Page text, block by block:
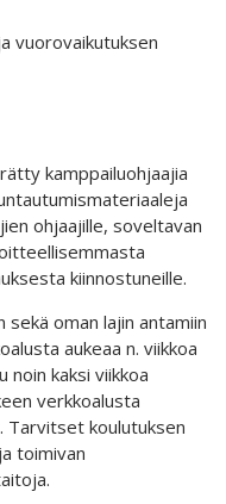
vuorovaikutuksen
kamppailuohjaajia
ohjaajille, soveltavan
kiinnostuneille.
oman lajin antamiin
aukeaa n. viikkoa
noin kaksi viikkoa
verkkoalusta
Tarvitset koulutuksen
toimivan